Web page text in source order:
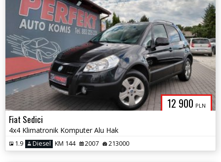
12 900 PLN
Fiat Sedici
4x4 Klimatronik Komputer Alu Hak
1.9 Diesel KM 144 2007 213000